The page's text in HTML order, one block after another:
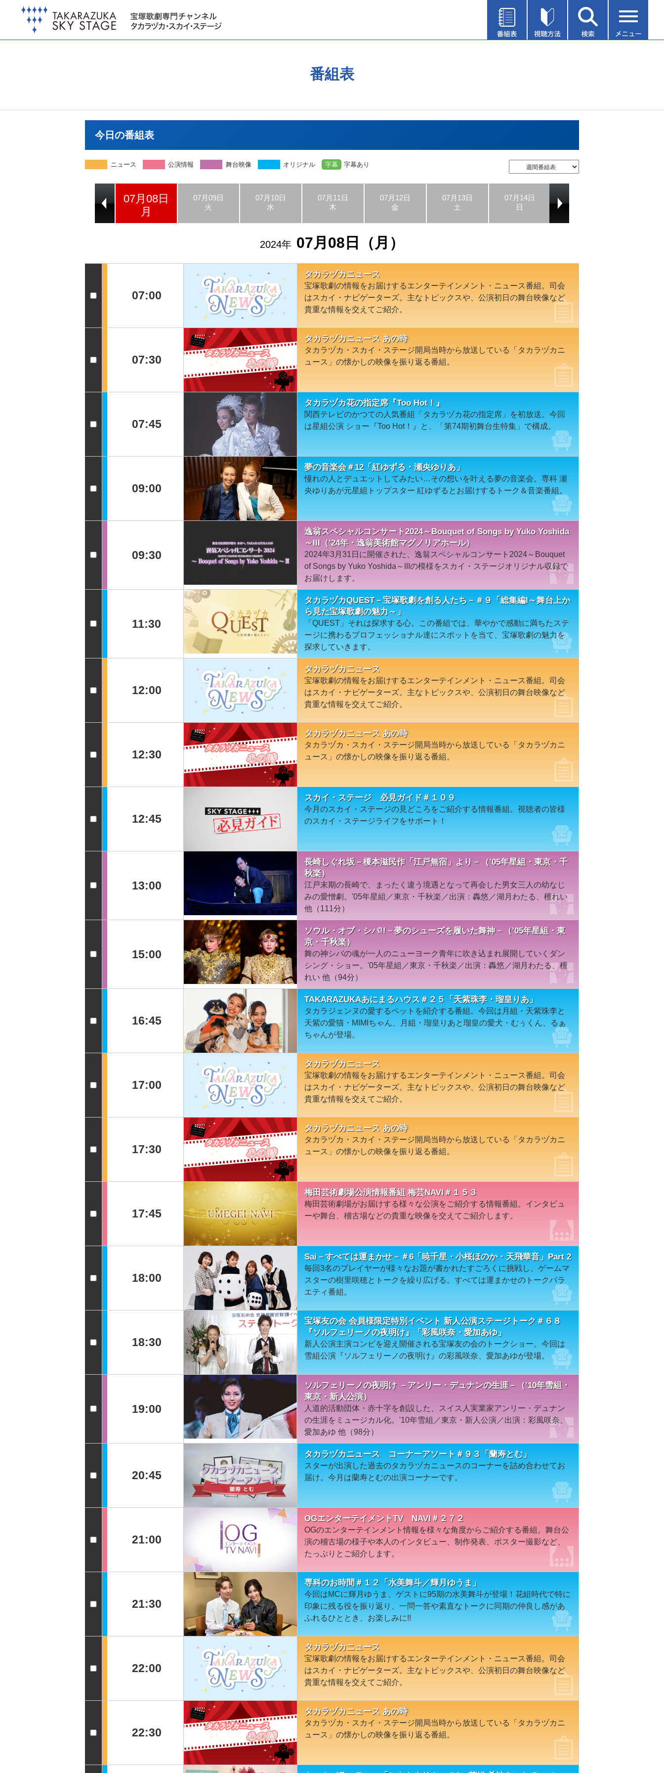
番組表
今日の番組表
ニュース 公演情報 舞台映像 オリジナル 字幕 字幕あり
07月08日
月
07月09日
火
07月10日
水
07月11日
木
07月12日
金
07月13日
土
07月14日
日
2024年 07月08日（月）
07:00
タカラヅカニュース
宝塚歌劇の情報をお届けするエンターテインメント・ニュース番組。司会
はスカイ・ナビゲーターズ。主なトピックスや、公演初日の舞台映像など
貴重な情報を交えてご紹介。
07:30
タカラヅカニュース あの時
タカラヅカ・スカイ・ステージ開局当時から放送している「タカラヅカニ
ュース」の懐かしの映像を振り返る番組。
07:45
タカラヅカ花の指定席『Too Hot！』
関西テレビのかつての人気番組「タカラヅカ花の指定席」を初放送。今回
は星組公演 ショー『Too Hot！』と、「第74期初舞台生特集」で構成。
09:00
夢の音楽会＃12「紅ゆずる・瀬央ゆりあ」
憧れの人とデュエットしてみたい…その想いを叶える夢の音楽会。専科 瀬
央ゆりあが元星組トップスター 紅ゆずるとお届けするトーク＆音楽番組。
09:30
逸翁スペシャルコンサート2024～Bouquet of Songs by Yuko Yoshida
～III（’24年・逸翁美術館マグノリアホール）
2024年3月31日に開催された、逸翁スペシャルコンサート2024～Bouquet
of Songs by Yuko Yoshida～IIIの模様をスカイ・ステージオリジナル収録で
お届けします。
11:30
タカラヅカQUEST－宝塚歌劇を創る人たち－＃９「総集編I～舞台上か
ら見た宝塚歌劇の魅力～」
「QUEST」それは探求する心。この番組では、華やかで感動に満ちたステ
ージに携わるプロフェッショナル達にスポットを当て、宝塚歌劇の魅力を
探求していきます。
12:00
タカラヅカニュース
宝塚歌劇の情報をお届けするエンターテインメント・ニュース番組。司会
はスカイ・ナビゲーターズ。主なトピックスや、公演初日の舞台映像など
貴重な情報を交えてご紹介。
12:30
タカラヅカニュース あの時
タカラヅカ・スカイ・ステージ開局当時から放送している「タカラヅカニ
ュース」の懐かしの映像を振り返る番組。
12:45
スカイ・ステージ 必見ガイド＃１０９
今月のスカイ・ステージの見どころをご紹介する情報番組。視聴者の皆様
のスカイ・ステージライフをサポート！
13:00
長崎しぐれ坂－榎本滋民作「江戸無宿」より－（’05年星組・東京・千
秋楽）
江戸末期の長崎で、まったく違う境遇となって再会した男女三人の幼なじ
みの愛憎劇。'05年星組／東京・千秋楽／出演：轟悠／湖月わたる、檀れい
他（111分）
15:00
ソウル・オブ・シバ!!－夢のシューズを履いた舞神－（’05年星組・東
京・千秋楽）
舞の神シバの魂が一人のニューヨーク青年に吹き込まれ展開していくダン
シング・ショー。'05年星組／東京・千秋楽／出演：轟悠／湖月わたる、檀
れい 他（94分）
16:45
TAKARAZUKAあにまるハウス＃２５「天紫珠李・瑠皇りあ」
タカラジェンヌの愛するペットを紹介する番組。今回は月組・天紫珠李と
天紫の愛猫・MIMIちゃん、月組・瑠皇りあと瑠皇の愛犬・むぅくん、るぁ
ちゃんが登場。
17:00
タカラヅカニュース
宝塚歌劇の情報をお届けするエンターテインメント・ニュース番組。司会
はスカイ・ナビゲーターズ。主なトピックスや、公演初日の舞台映像など
貴重な情報を交えてご紹介。
17:30
タカラヅカニュース あの時
タカラヅカ・スカイ・ステージ開局当時から放送している「タカラヅカニ
ュース」の懐かしの映像を振り返る番組。
17:45
梅田芸術劇場公演情報番組 梅芸NAVI＃１５３
梅田芸術劇場がお届けする様々な公演をご紹介する情報番組。インタビュ
ーや舞台、稽古場などの貴重な映像を交えてご紹介します。
18:00
Sai－すべては運まかせ－＃6「暁千星・小桜ほのか・天飛華音」Part 2
毎回3名のプレイヤーが様々なお題が書かれたすごろくに挑戦し、ゲームマ
スターの樹里咲穂とトークを繰り広げる。すべては運まかせのトークバラ
エティ番組。
18:30
宝塚友の会 会員様限定特別イベント 新人公演ステージトーク＃６８
『ソルフェリーノの夜明け』「彩風咲奈・愛加あゆ」
新人公演主演コンビを迎え開催される宝塚友の会のトークショー。今回は
雪組公演『ソルフェリーノの夜明け』の彩風咲奈、愛加あゆが登場。
19:00
ソルフェリーノの夜明け －アンリー・デュナンの生涯－（’10年雪組・
東京・新人公演）
人道的活動団体・赤十字を創設した、スイス人実業家アンリー・デュナン
の生涯をミュージカル化。'10年雪組／東京・新人公演／出演：彩風咲奈、
愛加あゆ 他（98分）
20:45
タカラヅカニュース コーナーアソート＃９３「蘭寿とむ」
スターが出演した過去のタカラヅカニュースのコーナーを詰め合わせてお
届け。今月は蘭寿とむの出演コーナーです。
21:00
OGエンターテイメントTV NAVI＃２７２
OGのエンターテインメント情報を様々な角度からご紹介する番組。舞台公
演の稽古場の様子や本人のインタビュー、制作発表、ポスター撮影など、
たっぷりとご紹介します。
21:30
専科のお時間＃１２「水美舞斗／輝月ゆうま」
今回はMCに輝月ゆうま、ゲストに95期の水美舞斗が登場！花組時代で特に
印象に残る役を振り返り、一問一答や素直なトークに同期の仲良し感があ
ふれるひととき、お楽しみに!!
22:00
タカラヅカニュース
宝塚歌劇の情報をお届けするエンターテインメント・ニュース番組。司会
はスカイ・ナビゲーターズ。主なトピックスや、公演初日の舞台映像など
貴重な情報を交えてご紹介。
22:30
タカラヅカニュース あの時
タカラヅカ・スカイ・ステージ開局当時から放送している「タカラヅカニ
ュース」の懐かしの映像を振り返る番組。